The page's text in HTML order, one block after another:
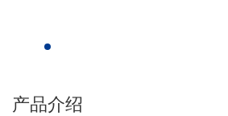
产品介绍